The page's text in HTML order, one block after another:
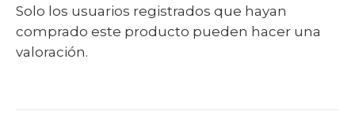
Solo los usuarios registrados que hayan
comprado este producto pueden hacer una
valoración.